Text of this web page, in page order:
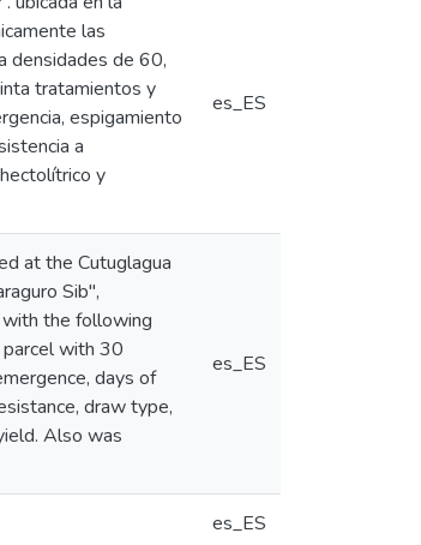
las
densidades de 60,
tratamientos y
espigamiento
a
y
es_ES
at the Cutuglagua
Sib",
with the following
with 30
days of
draw type,
Also was
es_ES
es_ES